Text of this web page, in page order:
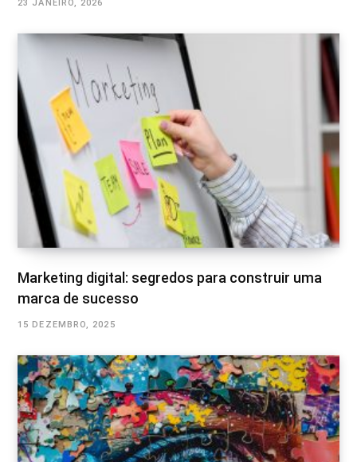
23 JANEIRO, 2026
Marketing digital: segredos para construir uma
marca de sucesso
15 DEZEMBRO, 2025